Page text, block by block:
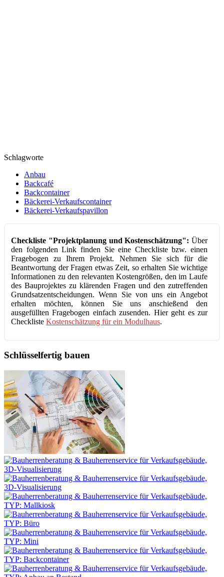
Schlagworte
Anbau
Backcafé
Backcontainer
Bäckerei-Verkaufscontainer
Bäckerei-Verkaufspavillon
Checkliste "Projektplanung und Kostenschätzung": Über
den folgenden Link finden Sie eine Checkliste bzw. einen
Fragebogen zu Ihrem Projekt. Nehmen Sie sich für die
Beantwortung der Fragen etwas Zeit, so erhalten Sie wichtige
Informationen zu den relevanten Kostengrößen, den im Laufe
des Bauprojektes zu klärenden Fragen und den zutreffenden
Grundsatzentscheidungen. Wenn Sie von uns ein Angebot
erhalten möchten, können Sie uns anschießend den
ausgefüllten Fragebogen einfach zusenden. Hier geht es zur
Checkliste Kostenschätzung für ein Modulhaus.
Schlüsselfertig bauen